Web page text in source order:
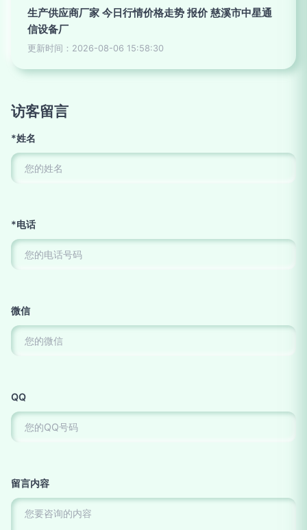
生产供应商厂家 今日行情价格走势 报价 慈溪市中星通
信设备厂
更新时间：2026-08-06 15:58:30
访客留言
*姓名
*电话
微信
QQ
留言内容